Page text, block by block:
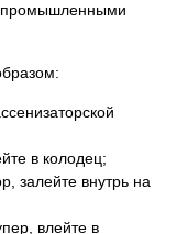
промышленными
в колодец;
залейте внутрь на
влейте в